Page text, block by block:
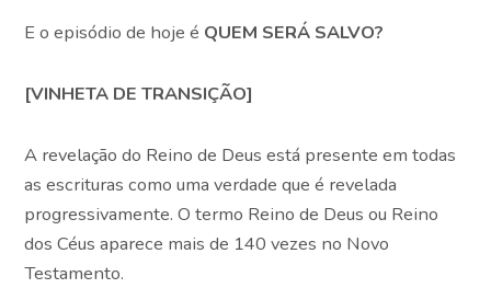
E o episódio de hoje é QUEM SERÁ SALVO?
[VINHETA DE TRANSIÇÃO]
A revelação do Reino de Deus está presente em todas
as escrituras como uma verdade que é revelada
progressivamente. O termo Reino de Deus ou Reino
dos Céus aparece mais de 140 vezes no Novo
Testamento.